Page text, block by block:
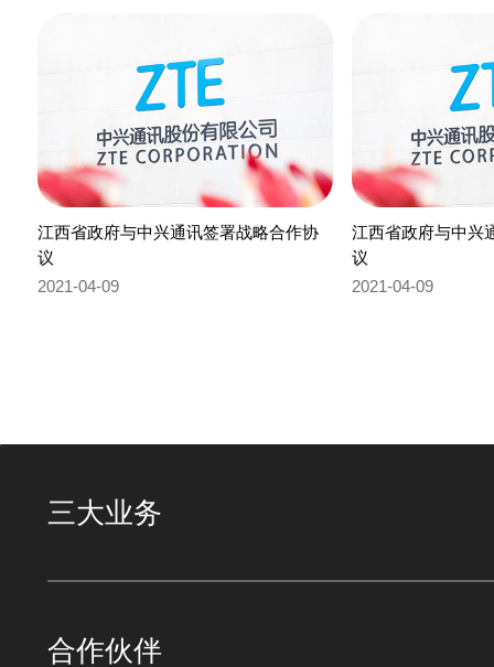
江西省政府与中兴通讯签署战略合作协
议
2021-04-09
江西省政府与中兴
议
2021-04-09
三大业务
合作伙伴